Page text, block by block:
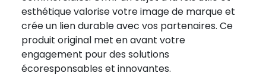
esthétique valorise votre image de marque et
crée un lien durable avec vos partenaires. Ce
produit original met en avant votre
engagement pour des solutions
écoresponsables et innovantes.